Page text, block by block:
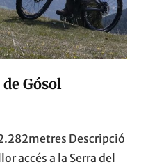
Gósol
Descripció
accés a la Serra del